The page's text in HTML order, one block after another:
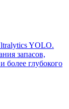
YOLO.
запасов,
более глубокого